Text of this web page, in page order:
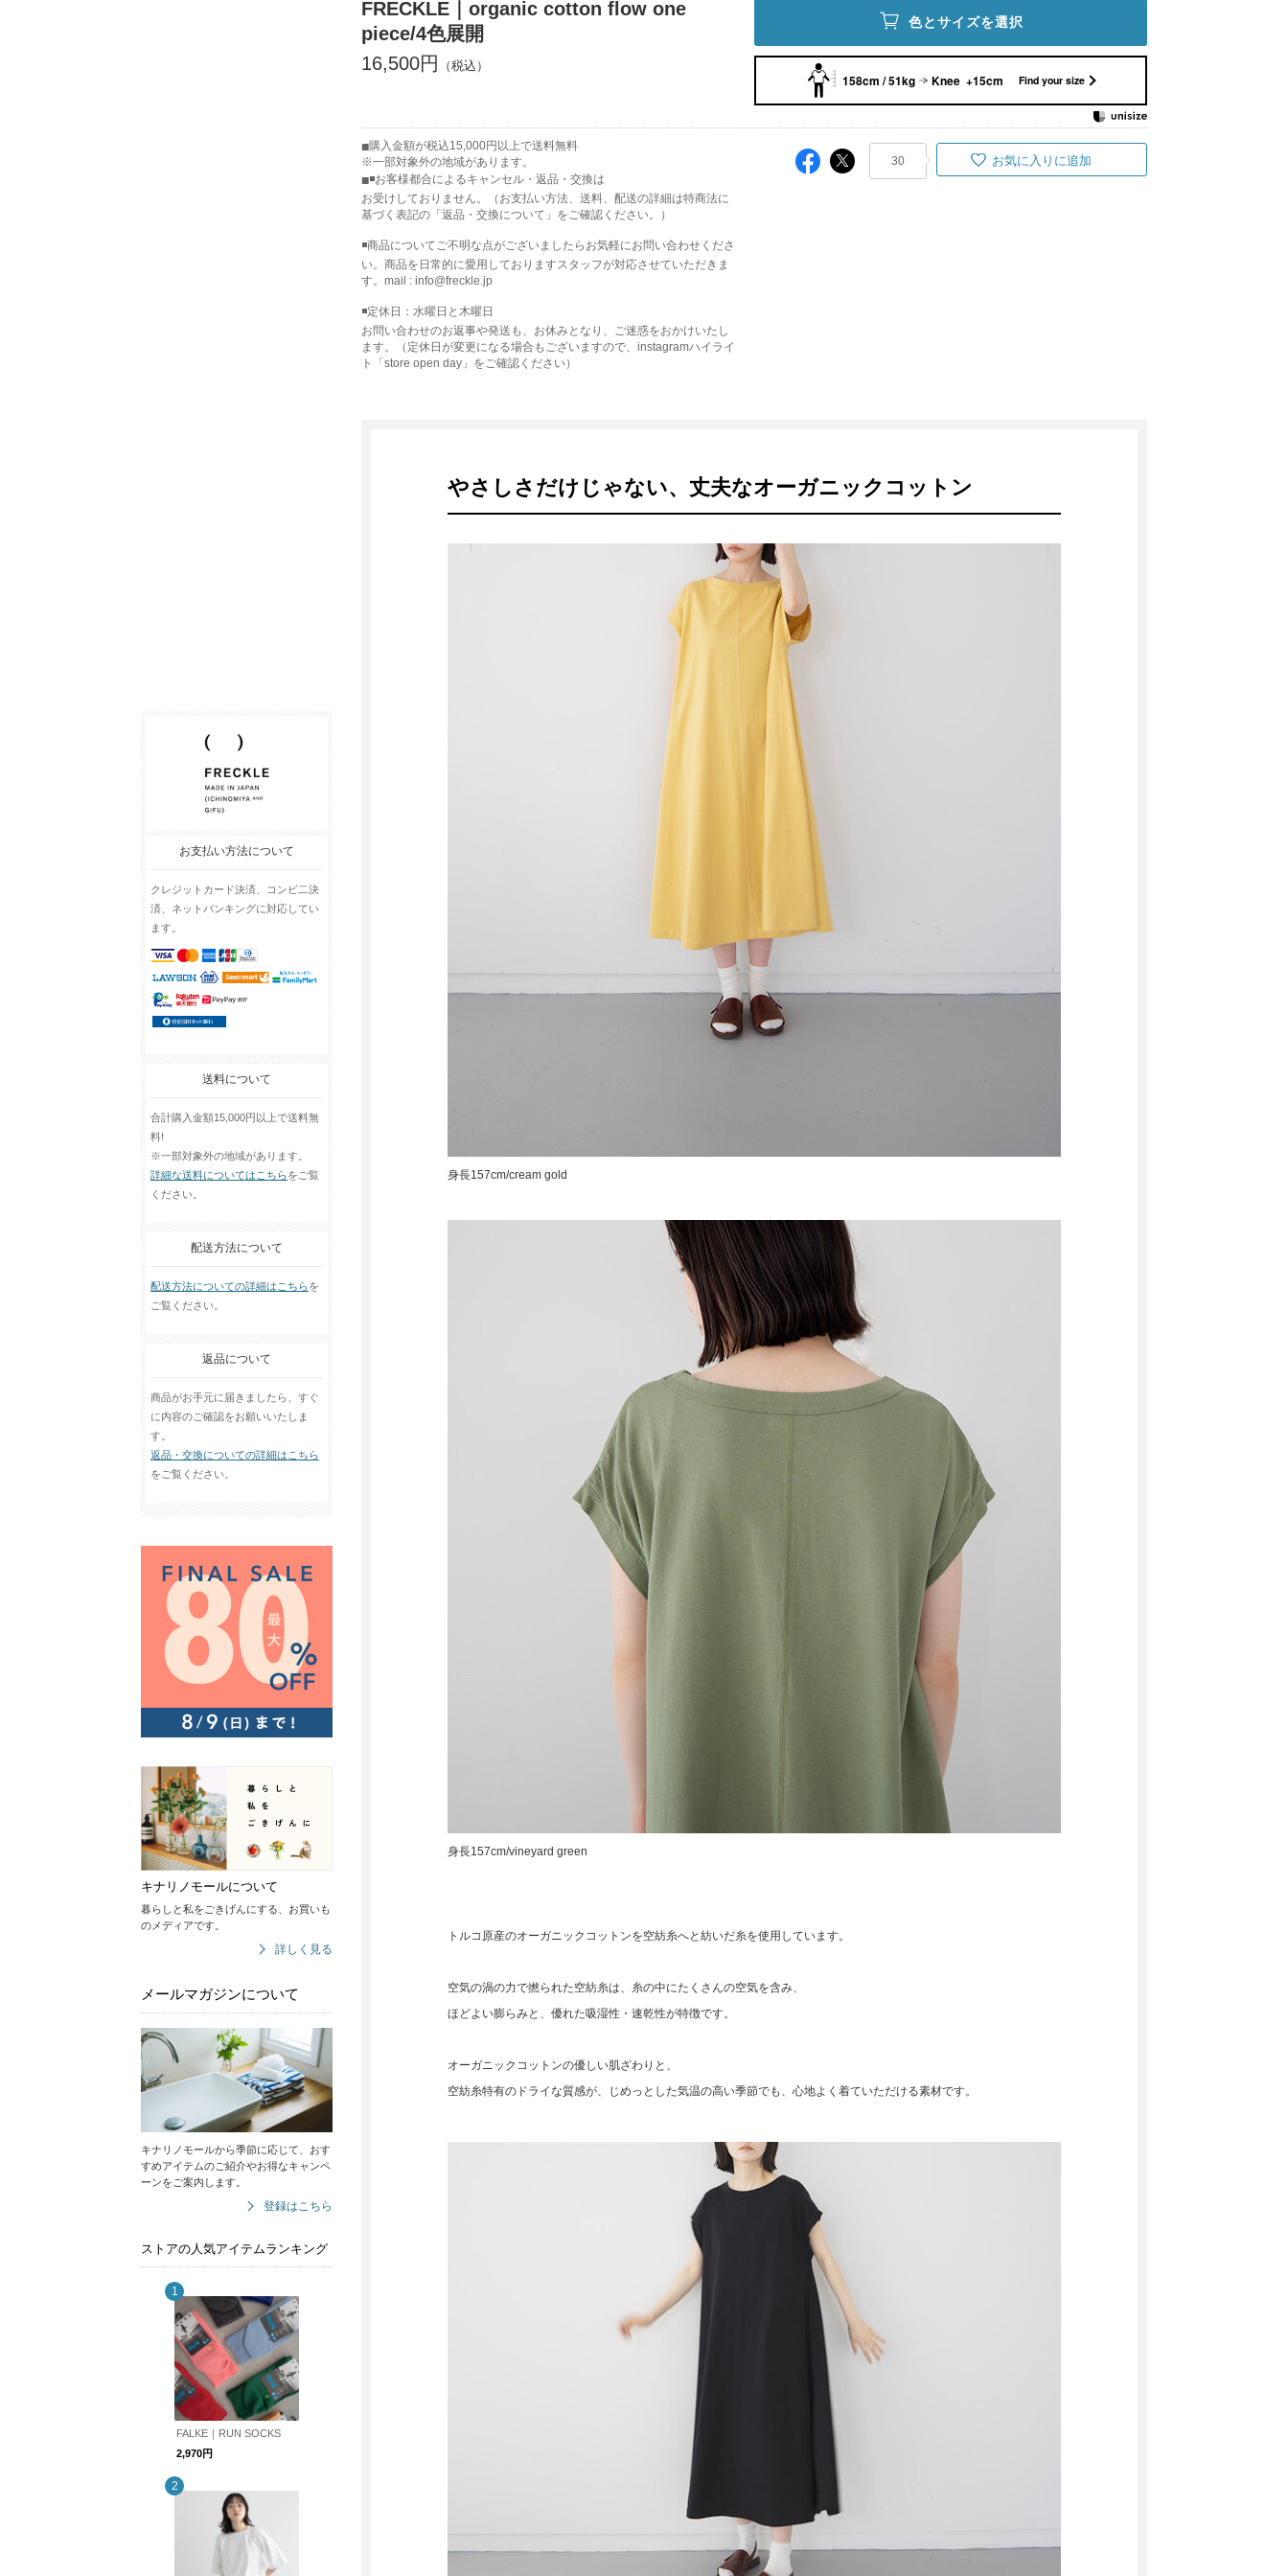
お支払い方法について
クレジットカード決済、コンビ二決
済、ネットバンキングに対応してい
ます。
送料について
合計購入金額15,000円以上で送料無
料!
※一部対象外の地域があります。
詳細な送料についてはこちらをご覧
ください。
配送方法について
配送方法についての詳細はこちらを
ご覧ください。
返品について
商品がお手元に届きましたら、すぐ
に内容のご確認をお願いいたしま
す。
返品・交換についての詳細はこちら
をご覧ください。
キナリノモールについて
暮らしと私をごきげんにする、お買いも
のメディアです。
詳しく見る
メールマガジンについて
キナリノモールから季節に応じて、おす
すめアイテムのご紹介やお得なキャンペ
ーンをご案内します。
登録はこちら
ストアの人気アイテムランキング
FALKE｜RUN SOCKS
2,970円
FRECKLE｜organic cotton flow one
piece/4色展開
16,500円
色とサイズを選択
158cm / 51kg Knee +15cm Find your size
購入金額が税込15,000円以上で送料無料
※一部対象外の地域があります。
◾️お客様都合によるキャンセル・返品・交換は
お受けしておりません。（お支払い方法、送料、配送の詳細は特商法に
基づく表記の「返品・交換について」をご確認ください。）
◾️商品についてご不明な点がございましたらお気軽にお問い合わせくださ
い。商品を日常的に愛用しておりますスタッフが対応させていただきま
す。mail : info@freckle.jp
◾️定休日：水曜日と木曜日
お問い合わせのお返事や発送も、お休みとなり、ご迷惑をおかけいたし
ます。（定休日が変更になる場合もございますので、instagramハイライ
ト「store open day」をご確認ください）
30 お気に入りに追加
やさしさだけじゃない、丈夫なオーガニックコットン
身長157cm/cream gold
身長157cm/vineyard green
トルコ原産のオーガニックコットンを空紡糸へと紡いだ糸を使用しています。
空気の渦の力で撚られた空紡糸は、糸の中にたくさんの空気を含み、
ほどよい膨らみと、優れた吸湿性・速乾性が特徴です。
オーガニックコットンの優しい肌ざわりと、
空紡糸特有のドライな質感が、じめっとした気温の高い季節でも、心地よく着ていただける素材です。